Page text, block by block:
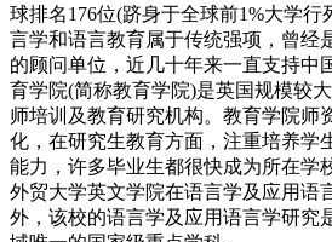
球排名176位(跻身于全球前1%大学
言学和语言教育属于传统强项，曾经
的顾问单位，近几十年来一直支持中
育学院(简称教育学院)是英国规模较
师培训及教育研究机构。教育学院师
化，在研究生教育方面，注重培养学
能力，许多毕业生都很快成为所在学
外贸大学英文学院在语言学及应用语
外，该校的语言学及应用语言学研究